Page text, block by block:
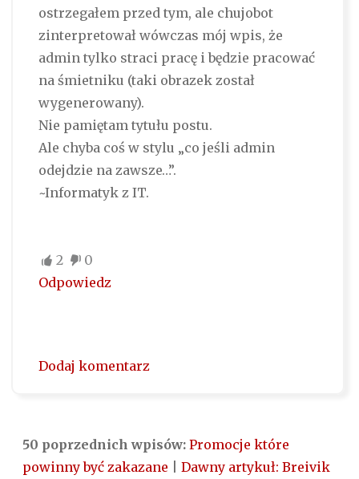
ostrzegałem przed tym, ale chujobot
zinterpretował wówczas mój wpis, że
admin tylko straci pracę i będzie pracować
na śmietniku (taki obrazek został
wygenerowany).
Nie pamiętam tytułu postu.
Ale chyba coś w stylu „co jeśli admin
odejdzie na zawsze…”.
~Informatyk z IT.
2
0
Odpowiedz
Dodaj komentarz
50 poprzednich wpisów: Promocje które
powinny być zakazane
Dawny artykuł: Breivik